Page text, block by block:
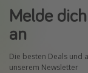
Melde
an
Die besten Deals und
unserem Newsletter